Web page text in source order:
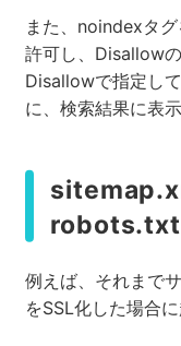
また、noindexタ
許可し、Disallow
Disallowで指定し
に、検索結果に表
robots.txt
例えば、それまで
をSSL化した場合